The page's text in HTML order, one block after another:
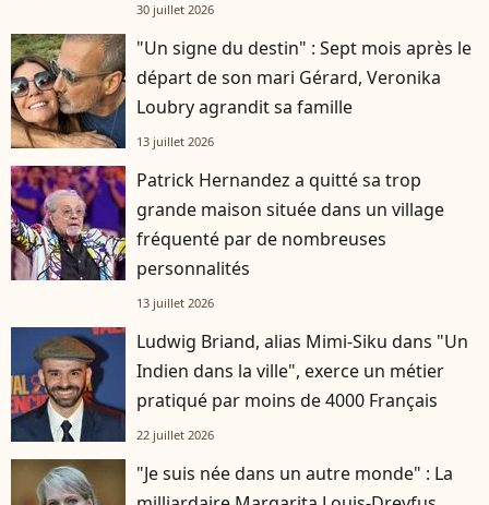
30 juillet 2026
"Un signe du destin" : Sept mois après le
départ de son mari Gérard, Veronika
Loubry agrandit sa famille
13 juillet 2026
Patrick Hernandez a quitté sa trop
grande maison située dans un village
fréquenté par de nombreuses
personnalités
13 juillet 2026
Ludwig Briand, alias Mimi-Siku dans "Un
Indien dans la ville", exerce un métier
pratiqué par moins de 4000 Français
22 juillet 2026
"Je suis née dans un autre monde" : La